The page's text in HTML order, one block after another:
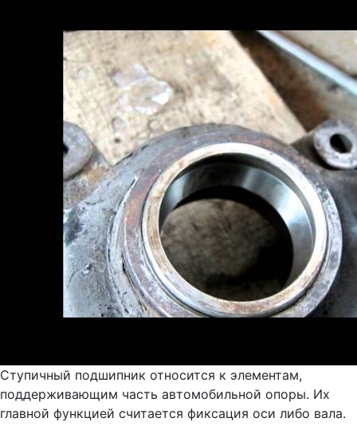
Ступичный подшипник относится к элементам,
поддерживающим часть автомобильной опоры. Их
главной функцией считается фиксация оси либо вала.